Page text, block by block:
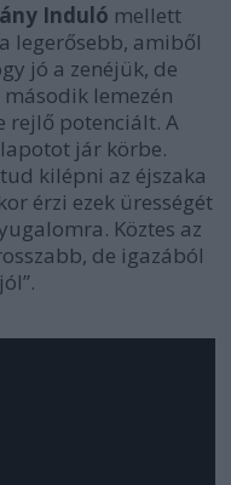
Induló mellett
legerősebb, amiből
jó a zenéjük, de
második lemezén
rejlő potenciált. A
jár körbe.
kilépni az éjszaka
érzi ezek ürességét
Köztes az
de igazából